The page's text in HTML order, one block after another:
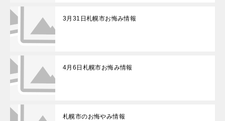
3月31日札幌市お悔み情報
4月6日札幌市お悔み情報
札幌市のお悔やみ情報